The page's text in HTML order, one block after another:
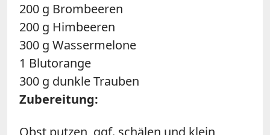
200 g Brombeeren
200 g Himbeeren
300 g Wassermelone
1 Blutorange
300 g dunkle Trauben
Zubereitung: